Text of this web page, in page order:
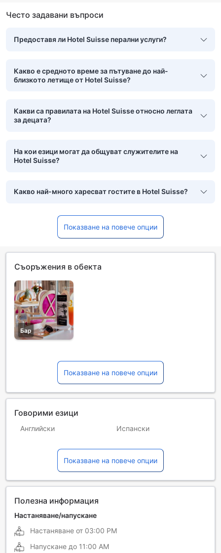
Често задавани въпроси
Предоставя ли Hotel Suisse перални услуги?
Какво е средното време за пътуване до най-
близкото летище от Hotel Suisse?
Какви са правилата на Hotel Suisse относно леглата
за децата?
На кои езици могат да общуват служителите на
Hotel Suisse?
Какво най-много харесват гостите в Hotel Suisse?
Показване на повече опции
Съоръжения в обекта
Бар
Показване на повече опции
Говорими езици
Английски Испански
Руски
Френски
Показване на повече опции
Полезна информация
Настаняване/напускане
Настаняване от 03:00 PM
Напускане до 11:00 AM